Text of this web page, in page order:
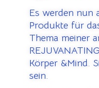
Es werden nun
Produkte für
Thema meiner
Körper &Mind.
sein.